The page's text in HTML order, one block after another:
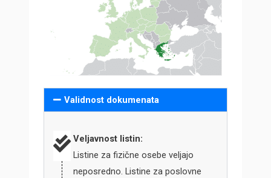
Validnost dokumenata
Veljavnost listin:
Listine za fizične osebe veljajo
neposredno. Listine za poslovne